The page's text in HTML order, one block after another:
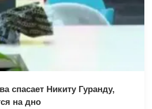
спасает Никиту Гуранду,
на дно